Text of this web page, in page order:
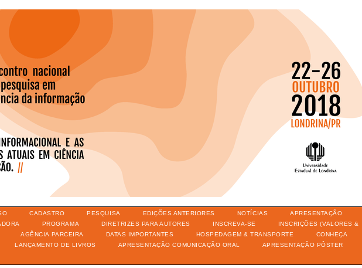
CADASTRO PESQUISA EDIÇÕES ANTERIORES NOTÍCIAS
APRESENTAÇÃO
PROGRAMA DIRETRIZES PARA AUTORES INSCREVA-SE
INSCRIÇÕES (VALORES &
AGÊNCIA PARCEIRA DATAS IMPORTANTES HOSPEDAGEM & TRANSPORTE
CONHEÇA
LANÇAMENTO DE LIVROS APRESENTAÇÃO COMUNICAÇÃO ORAL
APRESENTAÇÃO PÔSTER